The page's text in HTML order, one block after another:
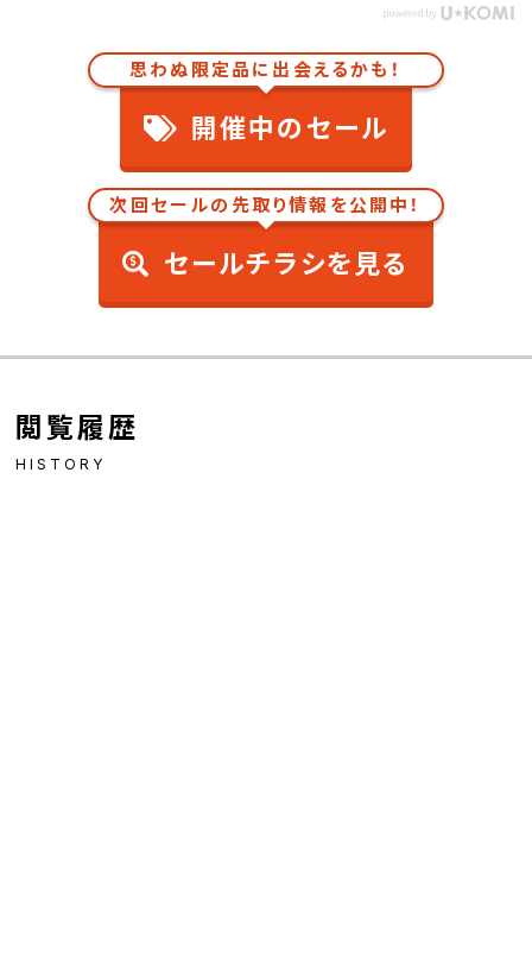
思わぬ限定品に出会えるかも！
開催中のセール
次回セールの先取り情報を公開中！
セールチラシを見る
閲覧履歴
HISTORY